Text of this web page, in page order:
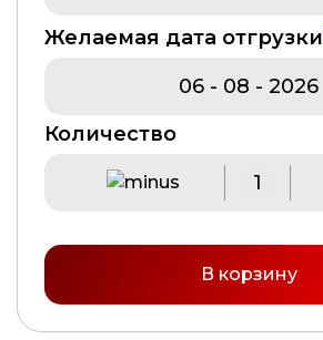
Желаемая дата отгрузки
Количество
В корзину